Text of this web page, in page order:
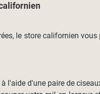
le store californien vous
l'aide d'une paire de